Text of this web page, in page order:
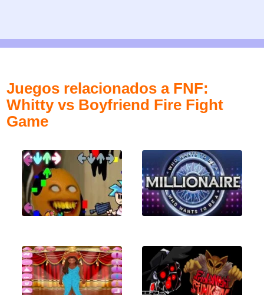
Juegos relacionados a FNF:
Whitty vs Boyfriend Fire Fight
Game